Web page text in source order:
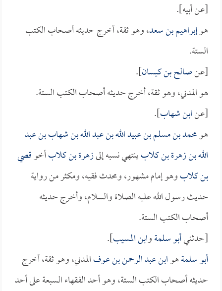
[عن أبيه].
هوإبراهيم بن سعد، وهو ثقة، أخرج حديثه أصحاب الكتب
الستة.
[عنصالح بن كيسان].
هو المدني، وهو ثقة، أخرج حديثه أصحاب الكتب الستة.
[عنابن شهاب].
هومحمد بن مسلم بن عبيد الله بن عبد الله بن شهاب بن عبد
الله بن زهرة بن كلابينتهي نسبه إلىزهرة بن كلابأخوقصي
بن كلابوهو إمام مشهور، ومحدث فقيه، ومكثر من رواية
حديث رسول الله عليه الصلاة والسلام، وأخرج حديثه
أصحاب الكتب الستة.
[حدثنيأبو سلمةوابن المسيب].
أبو سلمةهوابن عبد الرحمن بن عوفالمدني، وهو ثقة، أخرج
حديثه أصحاب الكتب الستة، وهو أحد الفقهاء السبعة على أحد